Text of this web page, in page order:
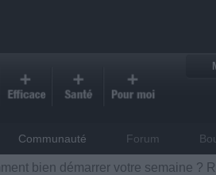
Communauté Forum
bien démarrer votre semaine ?